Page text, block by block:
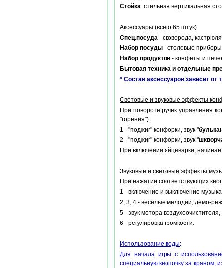
Стойка: стильная вертикальная
Аксессуары (всего 65 штук):
Спец.посуда - сковорода,
Набор посуды - столовые
Набор продуктов - конфеты и
Бытовая техника и отдельные
* Состав аксессуаров зависит от
Световые и звуковые эффекты
При повороте ручек управления
"горения"):
1 - "поджиг" конфорки, звук "
2 - "поджиг" конфорки, звук "
При включении яйцеварки,
Звуковые и световые эффекты
При нажатии соответствующих
1 - включение и выключение
2, 3, 4 - весёлые мелодии, демо-
5 - звук мотора воздухоочистителя,
6 - регулировка громкости.
Использование воды:
Для начала игры с
специальную кнопочку за краном,